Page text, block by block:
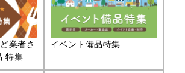
業者さ
特集
イベント備品特集